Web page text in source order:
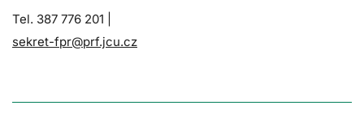
Tel. 387 776 201 |
sekret-fpr@prf.jcu.cz